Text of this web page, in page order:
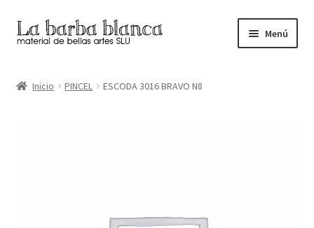
Ir
a
navegación
Ir
al
Menú
Inicio PINCEL ESCODA 3016 BRAVO N8